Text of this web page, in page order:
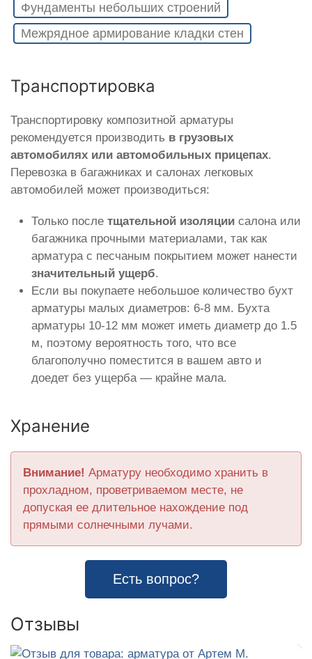
Фундаменты небольших строений
Межрядное армирование кладки стен
Транспортировка
Транспортировку композитной арматуры
рекомендуется производить в грузовых
автомобилях или автомобильных прицепах.
Перевозка в багажниках и салонах легковых
автомобилей может производиться:
Только после тщательной изоляции салона или
багажника прочными материалами, так как
арматура с песчаным покрытием может нанести
значительный ущерб.
Если вы покупаете небольшое количество бухт
арматуры малых диаметров: 6-8 мм. Бухта
арматуры 10-12 мм может иметь диаметр до 1.5
м, поэтому вероятность того, что все
благополучно поместится в вашем авто и
доедет без ущерба — крайне мала.
Хранение
Внимание! Арматуру необходимо хранить в
прохладном, проветриваемом месте, не
допуская ее длительное нахождение под
прямыми солнечными лучами.
Есть вопрос?
Отзывы